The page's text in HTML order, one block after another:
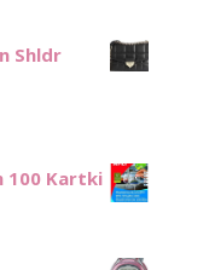
Shldr
100 Kartki